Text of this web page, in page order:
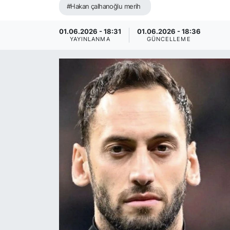
#Hakan çalhanoğlu merih
01.06.2026 - 18:31
YAYINLANMA
01.06.2026 - 18:36
GÜNCELLEME